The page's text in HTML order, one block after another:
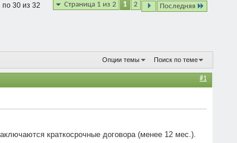
Страница 1 из 2 1 2 Последняя
по 30 из 32
Опции темы Поиск по теме
#1
краткосрочные договора (менее 12 мес.).